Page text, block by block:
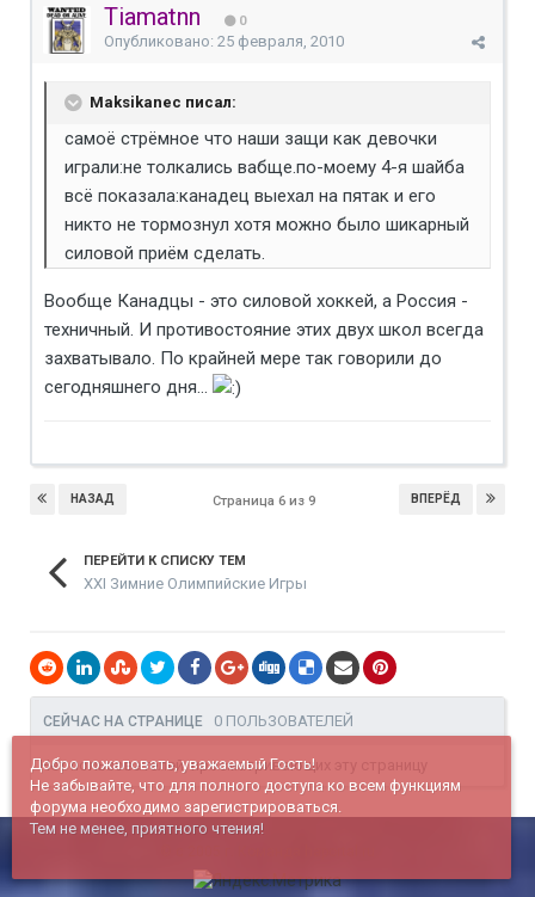
Tiamatnn 0
Опубликовано: 25 февраля, 2010
Maksikanec писал:
самоё стрёмное что наши защи как девочки
играли:не толкались вабще.по-моему 4-я шайба
всё показала:канадец выехал на пятак и его
никто не тормознул хотя можно было шикарный
силовой приём сделать.
Вообще Канадцы - это силовой хоккей, а Россия -
техничный. И противостояние этих двух школ всегда
захватывало. По крайней мере так говорили до
сегодняшнего дня...
НАЗАД ВПЕРЁД
Страница 6 из 9
ПЕРЕЙТИ К СПИСКУ ТЕМ
XXI Зимние Олимпийские Игры
СЕЙЧАС НА СТРАНИЦЕ 0 ПОЛЬЗОВАТЕЛЕЙ
Нет пользователей, просматривающих эту страницу
Добро пожаловать, уважаемый Гость!
Не забывайте, что для полного доступа ко всем функциям
форума необходимо зарегистрироваться.
Тем не менее, приятного чтения!